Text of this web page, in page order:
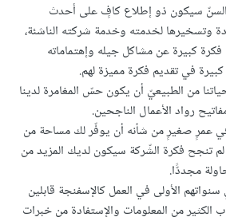
السنّ سيكون ذو إطلاع كافٍ على أحدث
وتسخيرها لخدمته وخدمة شركته الناشئة،
كبيرة عن مشاكل جيله وإهتماماته
في تقديم فكرة مميزة لهم.
من الطبيعيّ أن يكون حسّ المغامرة لدينا
رواد الأعمال الناجحين.
عمرٍ صغيرٍ من شأنه أن يوفّر لك مساحة من
لم تنجح فكرة الشّركة سيكون لديك المزيد من
مجددًّا.
الأولى في العمل كالإسفنجة قابلين
من المعلومات والإستفادة من خبرات